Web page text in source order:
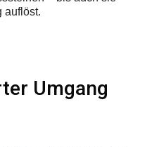
auflöst.
Umgang